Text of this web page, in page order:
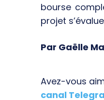
bourse
projet
Par Gaëlle
Avez-vous
canal